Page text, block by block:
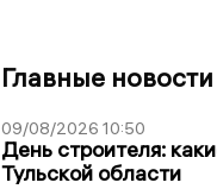
Главные новости
09/08/2026 10:50
День строителя:
Тульской области